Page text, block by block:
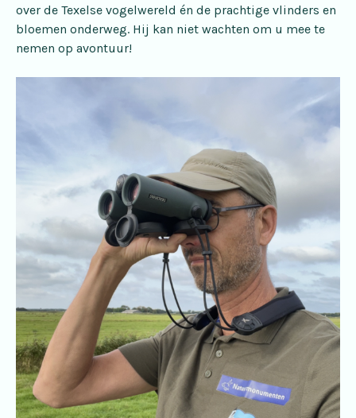
over de Texelse vogelwereld én de prachtige vlinders en
bloemen onderweg. Hij kan niet wachten om u mee te
nemen op avontuur!